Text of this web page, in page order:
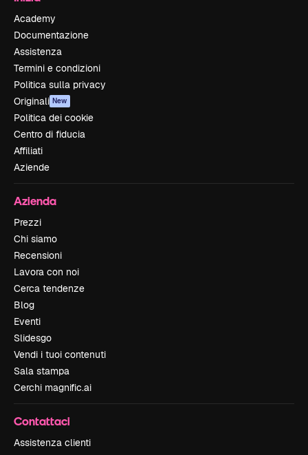
Academy
Documentazione
Assistenza
Termini e condizioni
Politica sulla privacy
Originali New
Politica dei cookie
Centro di fiducia
Affiliati
Aziende
Azienda
Prezzi
Chi siamo
Recensioni
Lavora con noi
Cerca tendenze
Blog
Eventi
Slidesgo
Vendi i tuoi contenuti
Sala stampa
Cerchi magnific.ai
Contattaci
Assistenza clienti